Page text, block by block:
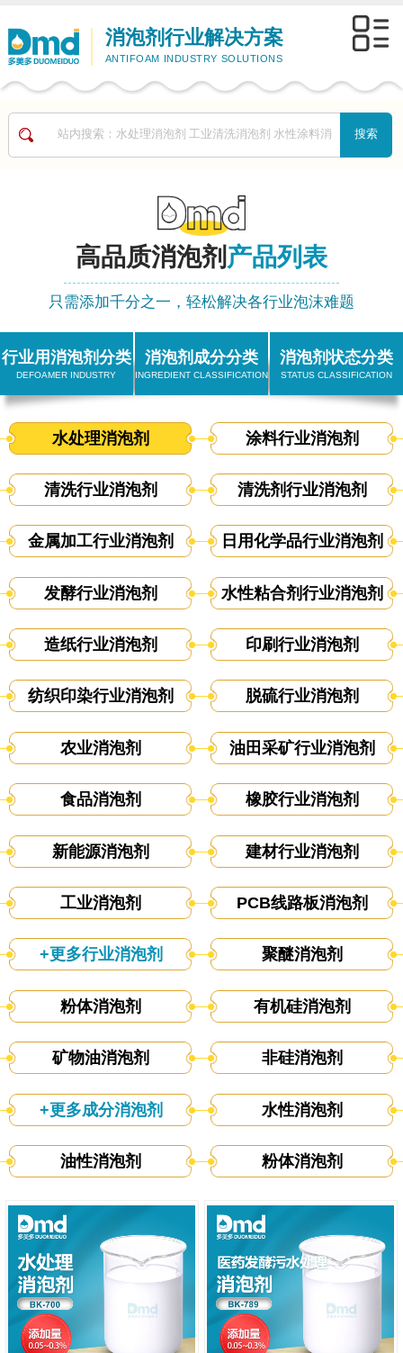
消泡剂行业解决方案
ANTIFOAM INDUSTRY SOLUTIONS
高品质消泡剂 产品列表
只需添加千分之一，轻松解决各行业泡沫难题
行业用消泡剂分类
DEFOAMER INDUSTRY
水处理消泡剂 涂料行业消泡剂
清洗行业消泡剂 清洗剂行业消泡剂
金属加工行业消泡剂 日用化学品行业消泡剂
发酵行业消泡剂 水性粘合剂行业消泡剂
造纸行业消泡剂 印刷行业消泡剂
纺织印染行业消泡剂 脱硫行业消泡剂
农业消泡剂 油田采矿行业消泡剂
食品消泡剂 橡胶行业消泡剂
新能源消泡剂 建材行业消泡剂
工业消泡剂 PCB线路板消泡剂
+更多行业消泡剂
消泡剂成分分类
INGREDIENT CLASSIFICATION
聚醚消泡剂
粉体消泡剂 有机硅消泡剂
矿物油消泡剂 非硅消泡剂
+更多成分消泡剂
消泡剂状态分类
STATUS CLASSIFICATION
水性消泡剂
油性消泡剂 粉体消泡剂